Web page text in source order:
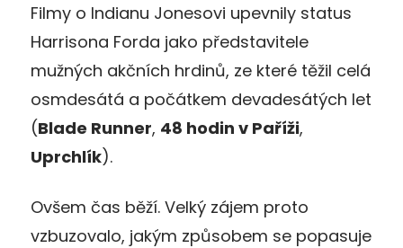
Filmy o Indianu Jonesovi upevnily status
Harrisona Forda jako představitele
mužných akčních hrdinů, ze které těžil celá
osmdesátá a počátkem devadesátých let
(Blade Runner, 48 hodin v Paříži,
Uprchlík).
Ovšem čas běží. Velký zájem proto
vzbuzovalo, jakým způsobem se popasuje